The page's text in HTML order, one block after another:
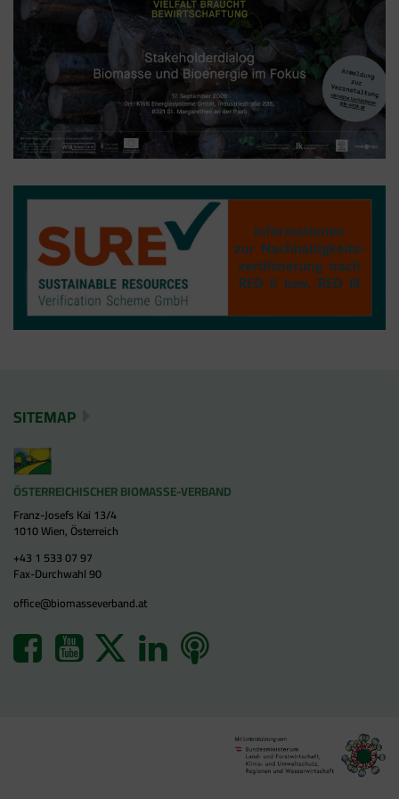
SITEMAP
ÖSTERREICHISCHER BIOMASSE-VERBAND
Franz-Josefs Kai 13/4
1010 Wien, Österreich
+43 1 533 07 97
Fax-Durchwahl 90
office@biomasseverband.at
und nicht vom Tag Manager selbst.